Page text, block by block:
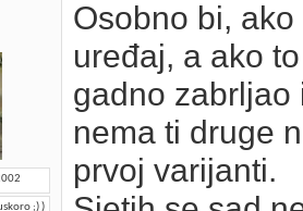
;) )
Osobno bi,
uređaj, a ako
gadno zabrljao
nema ti druge
prvoj varijanti.